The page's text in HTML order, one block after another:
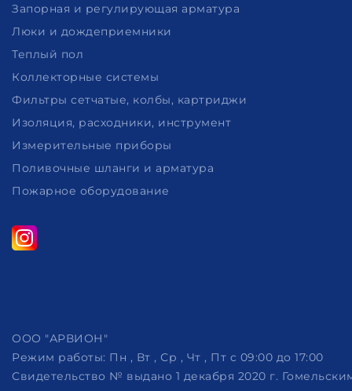
Запорная и регулирующая арматура
Люки и дождеприемники
Теплый пол
Коллекторные системы
Фильтры сетчатые, колбы, картриджи
Изоляция, расходники, инструмент
Измерительные приборы
Поливочные шланги и арматура
Пожарное оборудование
ООО "АРВИОН"
Режим работы: Пн , Вт , Ср , Чт , Пт c 09:00 до 17:00
Свидетельство № выдано 1 декабря 2020 г.